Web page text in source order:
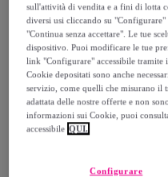
41 DEEP
BROWN
34 BLUE 03
WYCON
sull'attività di vendita e a fini di lotta
diversi usi cliccando su
"Continua senza accettare". Le tue
dispositivo. Puoi modificare le tue
link "Configurare" accessibile
Cookie depositati sono anche
servizio, come quelli che misurano il
adattata delle nostre offerte e non
informazioni sui Cookie, puoi
accessibile QUI.
Configurare